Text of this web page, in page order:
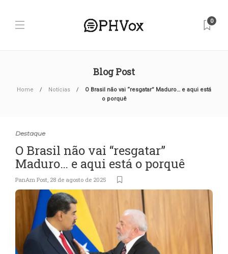
0
Blog Post
Home Notícias
O Brasil não vai “resgatar” Maduro… e aqui está
o porquê
Destaque
O Brasil não vai “resgatar”
Maduro… e aqui está o porquê
PanAm Post, 28 de agosto de 2025